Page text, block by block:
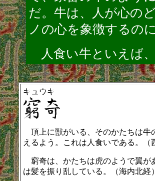
だ。牛は、人が心の
ノの心を象徴するの
人食い牛といえば
キュウキ
頂上に獣がいる、そのかたちは牛
えるよう。これは人食いである。（
窮奇は、かたちは虎のようで翼が
は髪を振り乱している。（海内北経